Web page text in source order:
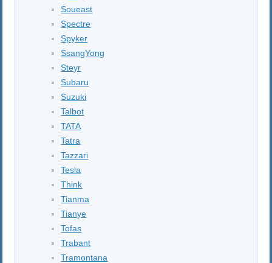
Soueast
Spectre
Spyker
SsangYong
Steyr
Subaru
Suzuki
Talbot
TATA
Tatra
Tazzari
Tesla
Think
Tianma
Tianye
Tofas
Trabant
Tramontana